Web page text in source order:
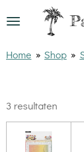
Ga
naar
Home » Shop »
3 resultaten